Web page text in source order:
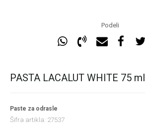
Podeli
PASTA LACALUT WHITE 75 ml
Paste za odrasle
Šifra artikla: 27537